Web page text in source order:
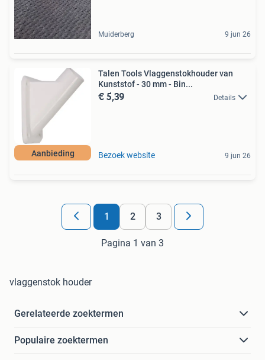
Muiderberg 9 jun 26
Aanbieding
Talen Tools Vlaggenstokhouder van
Kunststof - 30 mm - Bin...
€ 5,39 Details
Bezoek website 9 jun 26
1 2 3
Pagina 1 van 3
vlaggenstok houder
Gerelateerde zoektermen
Populaire zoektermen